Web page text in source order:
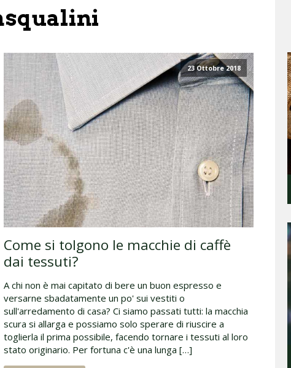
23 Ottobre 2018
Come si tolgono le macchie di caffè
dai tessuti?
A chi non è mai capitato di bere un buon espresso e
versarne sbadatamente un po' sui vestiti o
sull'arredamento di casa? Ci siamo passati tutti: la macchia
scura si allarga e possiamo solo sperare di riuscire a
toglierla il prima possibile, facendo tornare i tessuti al loro
stato originario. Per fortuna c'è una lunga […]